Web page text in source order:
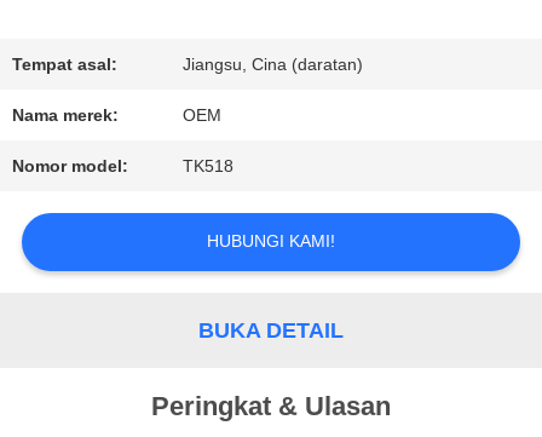
KAMI
BERITA
PERMINTAAN
Tempat asal: Jiangsu, Cina (daratan)
Nama merek: OEM
Nomor model: TK518
HUBUNGI KAMI!
BUKA DETAIL
Peringkat & Ulasan